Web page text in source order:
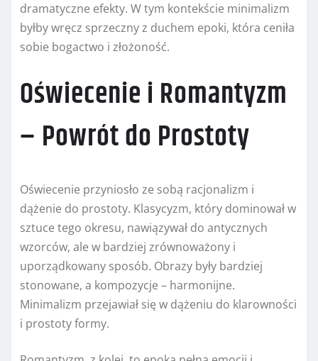
dramatyczne efekty. W tym kontekście minimalizm
byłby wręcz sprzeczny z duchem epoki, która ceniła
sobie bogactwo i złożoność.
Oświecenie i Romantyzm
– Powrót do Prostoty
Oświecenie przyniosło ze sobą racjonalizm i
dążenie do prostoty. Klasycyzm, który dominował w
sztuce tego okresu, nawiązywał do antycznych
wzorców, ale w bardziej zrównoważony i
uporządkowany sposób. Obrazy były bardziej
stonowane, a kompozycje – harmonijne.
Minimalizm przejawiał się w dążeniu do klarowności
i prostoty formy.